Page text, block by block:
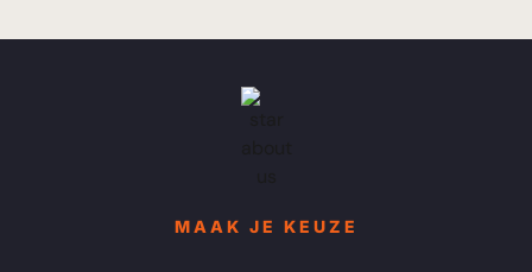
MAAK JE KEUZE